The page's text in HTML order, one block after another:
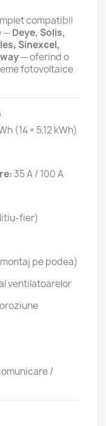
compatibil
—Deye, Solis,
Sinexcel,
— oferind o
fotovoltaice
(14 × 5,12 kWh)
35 A / 100 A
litiu-fier)
pe podea)
ventilatoarelor
/